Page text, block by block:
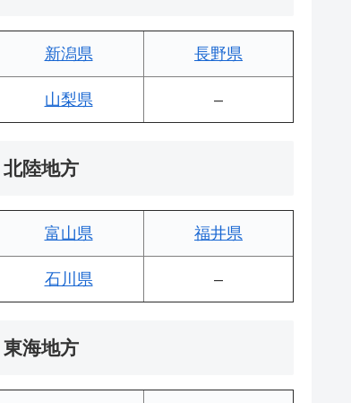
新潟県 長野県
山梨県 –
北陸地方
富山県 福井県
石川県 –
東海地方